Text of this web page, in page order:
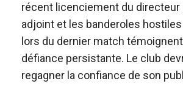
récent licenciement du directeur
adjoint et les banderoles
lors du dernier match témoignent
défiance persistante. Le club
regagner la confiance de son